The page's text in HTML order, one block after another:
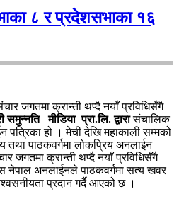
८ र प्रदेशसभाका १६
जगतमा क्रान्ती थप्दै नयाँ प्रविधिसँगै
समुन्नति मीडिया प्रा.लि. द्वारासंचालिक
हो । मेची देखि महाकाली सम्मको
तथा पाठकवर्गमा लोकप्रिय अनलाईन
जगतमा क्रान्ती थप्दै नयाँ प्रविधिसँगै
नेपाल अनलाईनले पाठकवर्गमा सत्य खवर
प्रदान गर्दै आएको छ ।